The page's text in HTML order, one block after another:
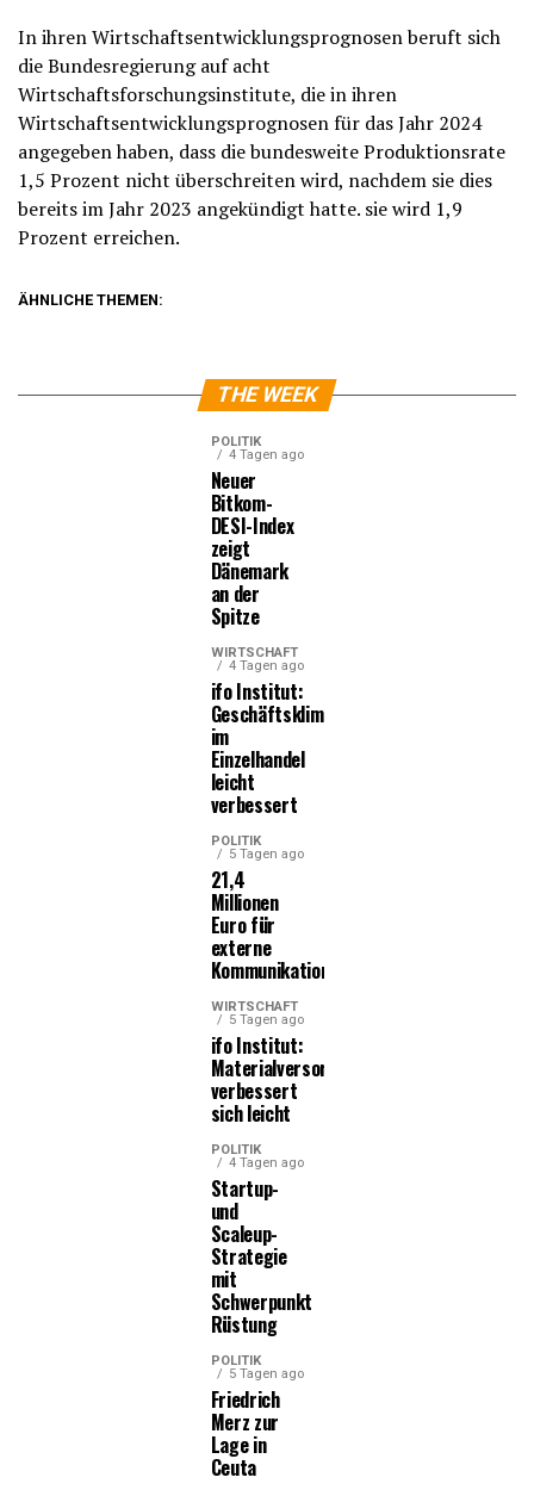
In ihren Wirtschaftsentwicklungsprognosen beruft sich
die Bundesregierung auf acht
Wirtschaftsforschungsinstitute, die in ihren
Wirtschaftsentwicklungsprognosen für das Jahr 2024
angegeben haben, dass die bundesweite Produktionsrate
1,5 Prozent nicht überschreiten wird, nachdem sie dies
bereits im Jahr 2023 angekündigt hatte. sie wird 1,9
Prozent erreichen.
ÄHNLICHE THEMEN:
THE WEEK
POLITIK
4 Tagen ago
Neuer
Bitkom-
DESI-Index
zeigt
Dänemark
an der
Spitze
WIRTSCHAFT
4 Tagen ago
ifo Institut:
Geschäftsklima
im
Einzelhandel
leicht
verbessert
POLITIK
5 Tagen ago
21,4
Millionen
Euro für
externe
Kommunikationsleistungen
WIRTSCHAFT
5 Tagen ago
ifo Institut:
Materialversorgung
verbessert
sich leicht
POLITIK
4 Tagen ago
Startup-
und
Scaleup-
Strategie
mit
Schwerpunkt
Rüstung
POLITIK
5 Tagen ago
Friedrich
Merz zur
Lage in
Ceuta